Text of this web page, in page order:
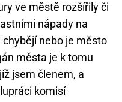
ve městě rozšířily či
nápady na
nebo je město
města je k tomu
jsem členem, a
komisí